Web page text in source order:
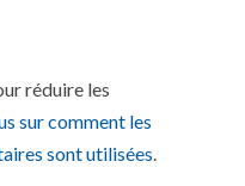
réduire les
sur comment les
sont utilisées.